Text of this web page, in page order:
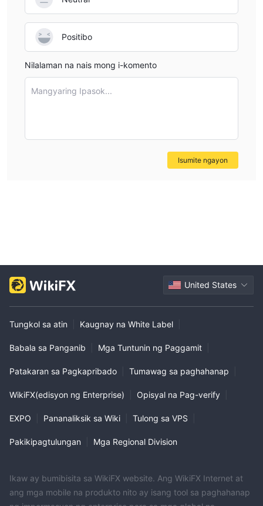
Positibo
Nilalaman na nais mong i-komento
Mangyaring Ipasok...
Isumite ngayon
United States
Tungkol sa atin Kaugnay na White Label
Babala sa Panganib Mga Tuntunin ng Paggamit
Patakaran sa Pagkapribado Tumawag sa paghahanap
WikiFX(edisyon ng Enterprise) Opisyal na Pag-verify
EXPO Pananaliksik sa Wiki Tulong sa VPS
Pakikipagtulungan Mga Regional Division
Ikaw ay bumibisita sa WikiFX website. Ang WikiFX Internet at
ang mga mobile na produkto nito ay isang tool sa paghahanap